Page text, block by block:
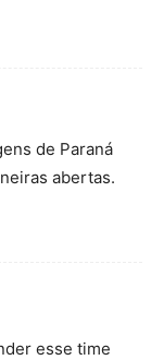
de Paraná
abertas.
esse time